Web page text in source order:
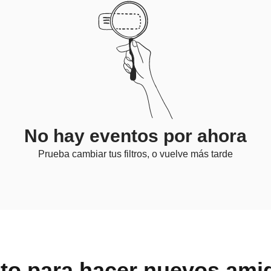
No hay eventos por ahora
Prueba cambiar tus filtros, o vuelve más tarde